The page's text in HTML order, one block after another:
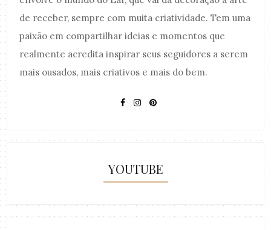
de receber, sempre com muita criatividade. Tem uma
paixão em compartilhar ideias e momentos que
realmente acredita inspirar seus seguidores a serem
mais ousados, mais criativos e mais do bem.
YOUTUBE